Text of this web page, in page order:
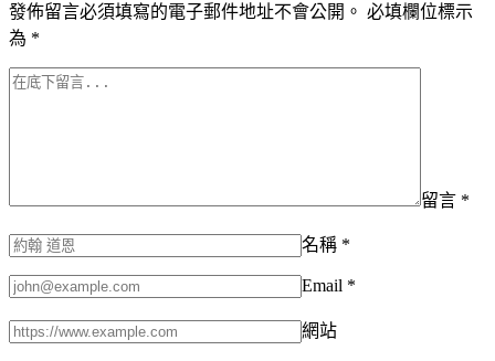
發佈留言必須填寫的電子郵件地址不會公開。 必填欄位標示
為 *
留言 *
名稱 *
Email *
網站